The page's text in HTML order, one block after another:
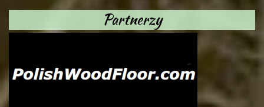
Partnerzy